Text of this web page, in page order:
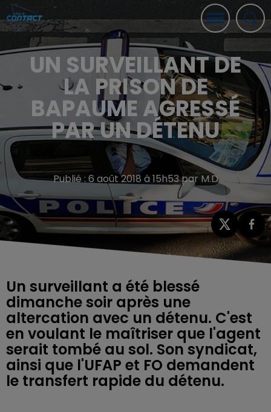
UN SURVEILLANT DE
LA PRISON DE
BAPAUME AGRESSÉ
PAR UN DÉTENU
Publié : 6 août 2018 à 15h53 par M.D
Un surveillant a été blessé
dimanche soir après une
altercation avec un détenu. C'est
en voulant le maîtriser que l'agent
serait tombé au sol. Son syndicat,
ainsi que l'UFAP et FO demandent
le transfert rapide du détenu.